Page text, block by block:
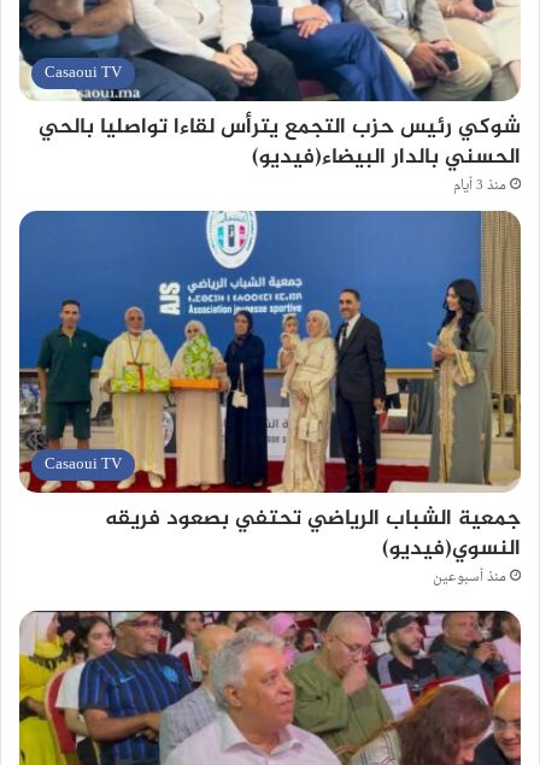
Casaoui TV
شوكي رئيس حزب التجمع يترأس لقاءا تواصليا بالحي
الحسني بالدار البيضاء(فيديو)
منذ 3 أيام
Casaoui TV
جمعية الشباب الرياضي تحتفي بصعود فريقه
النسوي(فيديو)
منذ أسبوعين